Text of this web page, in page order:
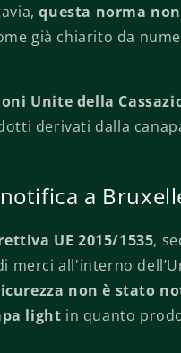
questa norma
già chiarito da
Unite della
derivati dalla
a
UE 2015/1535,
merci all'interno
non è stato
light in quanto